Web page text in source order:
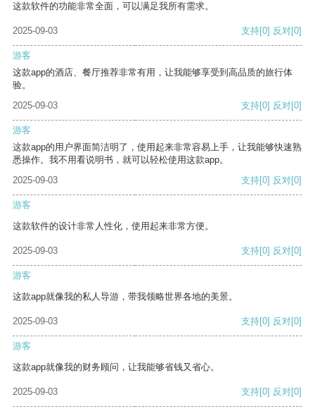
这款软件的功能非常全面，可以满足我所有需求。
2025-09-03 支持[0] 反对[0]
游客
这款app的酒店、餐厅推荐非常有用，让我能够享受到高品质的旅行体
验。
2025-09-03
支持[0] 反对[0]
游客
这款app的用户界面简洁明了，使用起来非常容易上手，让我能够快速熟
悉操作。我不用看说明书，就可以轻松使用这款app。
2025-09-03
支持[0] 反对[0]
游客
这款软件的设计非常人性化，使用起来非常方便。
2025-09-03 支持[0] 反对[0]
游客
这款app就像我的私人导游，带我领略世界各地的美景。
2025-09-03 支持[0] 反对[0]
游客
这款app就像我的财务顾问，让我能够省钱又省心。
2025-09-03 支持[0] 反对[0]